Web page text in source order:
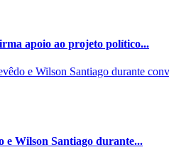
apoio ao projeto político...
e Wilson Santiago durante...